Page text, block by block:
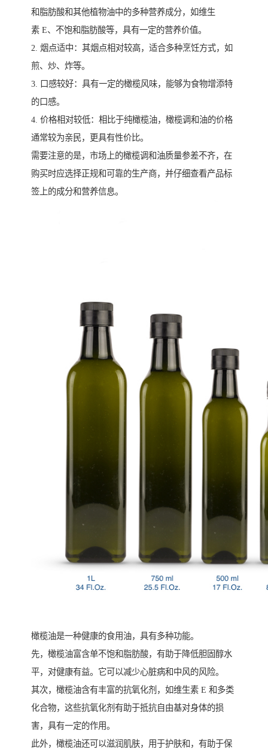
和脂肪酸和其他植物油中的多种营养成分，如维生
素 E、不饱和脂肪酸等，具有一定的营养价值。
2. 烟点适中：其烟点相对较高，适合多种烹饪方式，如
煎、炒、炸等。
3. 口感较好：具有一定的橄榄风味，能够为食物增添特
的口感。
4. 价格相对较低：相比于纯橄榄油，橄榄调和油的价格
通常较为亲民，更具有性价比。
需要注意的是，市场上的橄榄调和油质量参差不齐，在
购买时应选择正规和可靠的生产商，并仔细查看产品标
签上的成分和营养信息。
橄榄油是一种健康的食用油，具有多种功能。
先，橄榄油富含单不饱和脂肪酸，有助于降低胆固醇水
平，对健康有益。它可以减少心脏病和中风的风险。
其次，橄榄油含有丰富的抗氧化剂，如维生素 E 和多类
化合物，这些抗氧化剂有助于抵抗自由基对身体的损
害，具有一定的作用。
此外，橄榄油还可以滋润肌肤，用于护肤和，有助于保